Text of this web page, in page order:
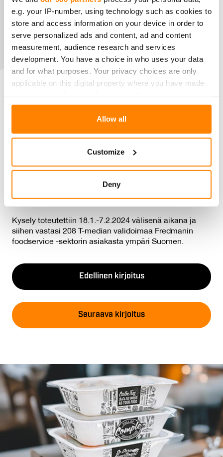
e.g. your IP-number, using technology such as cookies to
store and access information on your device in order to
serve personalized ads and content, ad and content
measurement, audience research and services
development. You have a choice in who uses your data
and for what purposes. Your privacy choices are only
applicable on this digital property where you have made
any time from the Cookie Declaration or by clicking on
and set your preferences in thedetails section
provide social media features and to analyse our traffic.
may combine it with other information that you’ve
provided to them or that they’ve collected from your use
Allow all
Customize
Deny
≥ 4.00 Erinomainen tulos
3.00 – 3.49 Kohtalainen tulos
2.50 -2.99 Heikko tulos
Maineen keskusluvun virhemarginaali on vain ± 0.04-
Kysely toteutettiin 18.1.-7.2.2024 välisenä aikana ja
siihen vastasi 208 T-median validoimaa Fredmanin
foodservice -sektorin asiakasta ympäri Suomen.
Edellinen kirjoitus
Seuraava kirjoitus